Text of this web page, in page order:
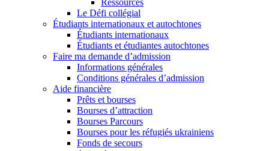
Le Défi collégial
Étudiants internationaux et autochtones
Étudiants internationaux
Étudiants et étudiantes autochtones
Faire ma demande d’admission
Informations générales
Conditions générales d’admission
Aide financière
Prêts et bourses
Bourses d’attraction
Bourses Parcours
Bourses pour les réfugiés ukrainiens
Fonds de secours